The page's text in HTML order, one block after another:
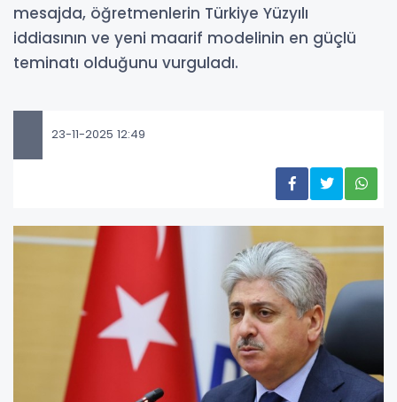
mesajda, öğretmenlerin Türkiye Yüzyılı
iddiasının ve yeni maarif modelinin en güçlü
teminatı olduğunu vurguladı.
23-11-2025 12:49